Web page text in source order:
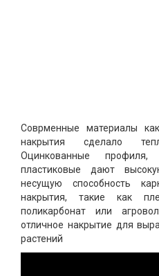
Соврменные материалы
накрытия сделало
Оцинкованные
пластиковые дают
несущую способность
накрытия, такие как
поликарбонат или
отличное накрытие для
растений